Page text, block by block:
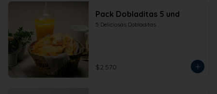
Pack Dobladitas 5 und
5 Deliciosas Dobladitas
$2.570